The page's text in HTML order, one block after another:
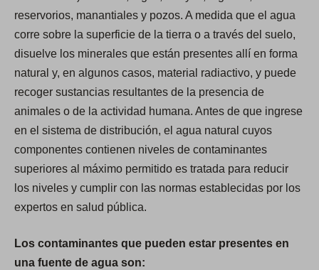
reservorios, manantiales y pozos. A medida que el agua
corre sobre la superficie de la tierra o a través del suelo,
disuelve los minerales que están presentes allí en forma
natural y, en algunos casos, material radiactivo, y puede
recoger sustancias resultantes de la presencia de
animales o de la actividad humana. Antes de que ingrese
en el sistema de distribución, el agua natural cuyos
componentes contienen niveles de contaminantes
superiores al máximo permitido es tratada para reducir
los niveles y cumplir con las normas establecidas por los
expertos en salud pública.
Los contaminantes que pueden estar presentes en
una fuente de agua son: